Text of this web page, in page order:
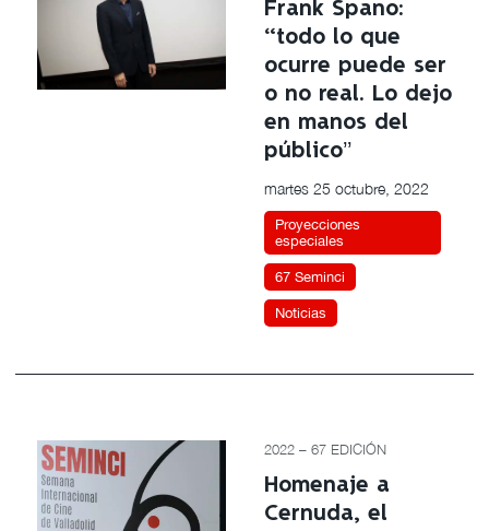
Frank Spano:
“todo lo que
ocurre puede ser
o no real. Lo dejo
en manos del
público’’
martes 25 octubre, 2022
Proyecciones
especiales
67 Seminci
Noticias
2022 – 67 EDICIÓN
Homenaje a
Cernuda, el